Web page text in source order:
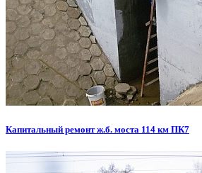
Капитальный ремонт ж.б. моста 114 км ПК7